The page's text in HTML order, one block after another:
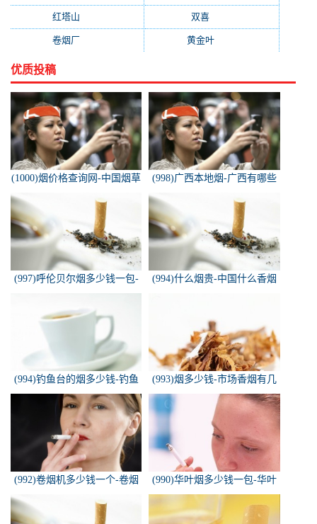
红塔山 双喜
卷烟厂(154) 黄金叶(151)
优质投稿
(1000)烟价格查询网-中国烟草
(998)广西本地烟-广西有哪些
(997)呼伦贝尔烟多少钱一包-
白色的呼伦贝尔香烟多少钱一
(994)什么烟贵-中国什么香烟
(994)钓鱼台的烟多少钱-钓鱼
台香烟价格有哪几种规格？
(993)烟多少钱-市场香烟有几
种 各多少钱一包
(992)卷烟机多少钱一个-卷烟
(990)华叶烟多少钱一包-华叶
烟价格多少钱一包